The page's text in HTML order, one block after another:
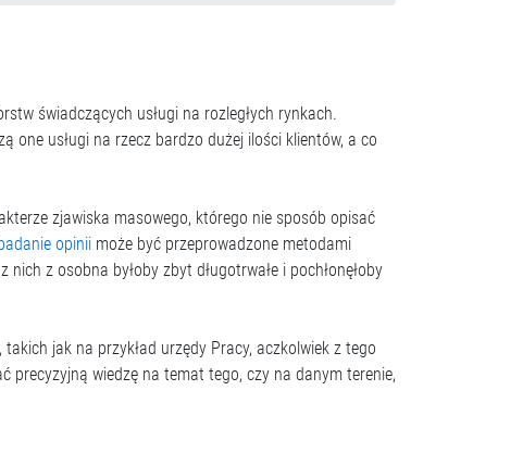
świadczących usługi na rozległych rynkach.
one usługi na rzecz bardzo dużej ilości klientów, a co
zjawiska masowego, którego nie sposób opisać
opinii może być przeprowadzone metodami
z osobna byłoby zbyt długotrwałe i pochłonęłoby
jak na przykład urzędy Pracy, aczkolwiek z tego
precyzyjną wiedzę na temat tego, czy na danym terenie,